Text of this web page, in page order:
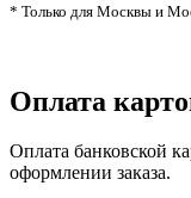
* Только для Москвы и
Оплата
Оплата банковской
оформлении заказа.